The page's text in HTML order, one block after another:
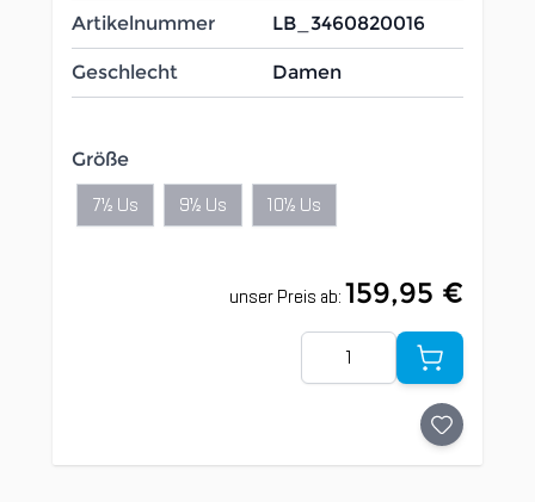
Artikelnummer LB_3460820016
Geschlecht Damen
Größe
7½ Us 9½ Us 10½ Us
unser Preis ab:159,95 €
Menge